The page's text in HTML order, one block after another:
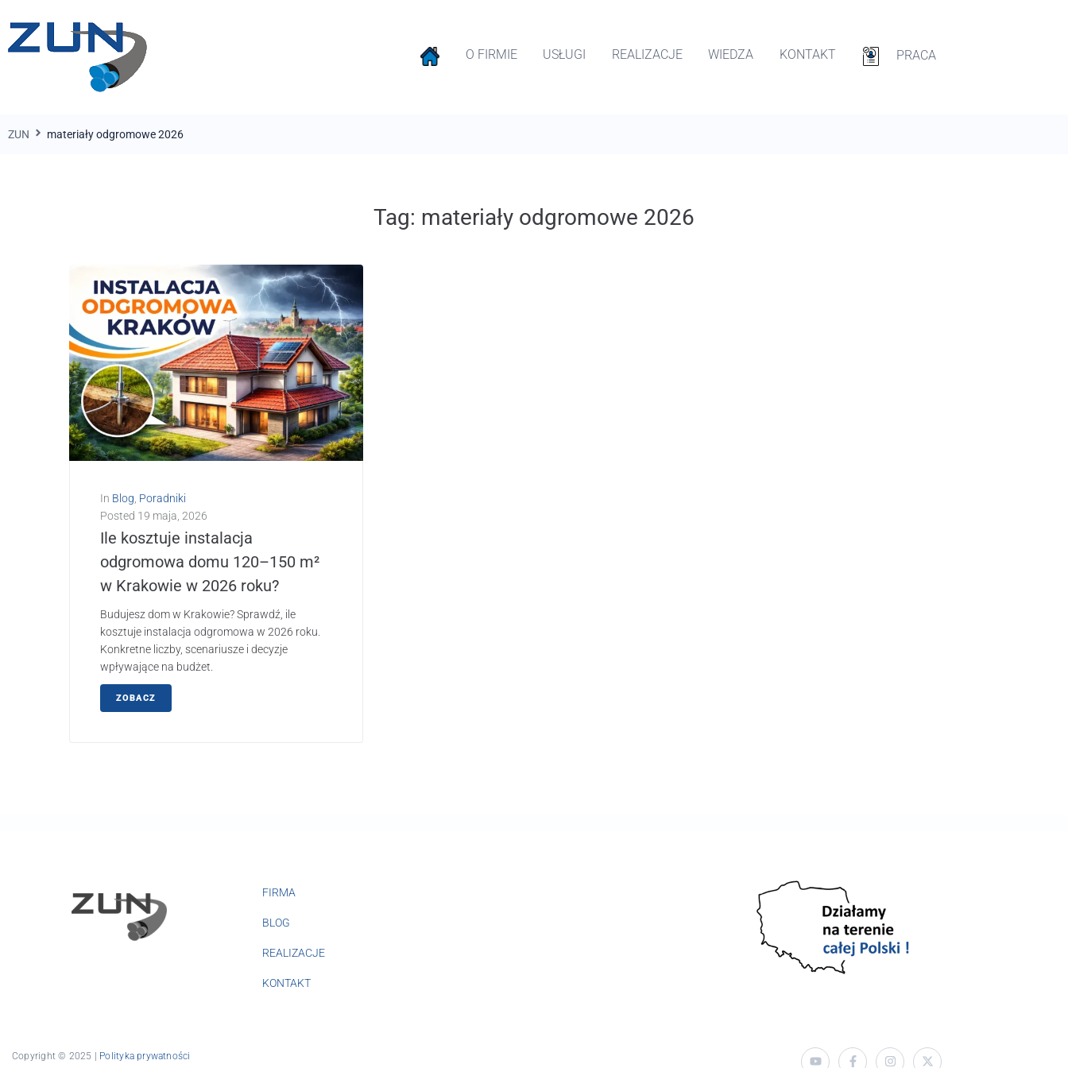
O FIRMIE USŁUGI REALIZACJE WIEDZA KONTAKT PRACA
ZUN materiały odgromowe 2026
Tag: materiały odgromowe 2026
In Blog Poradniki
Posted 19 maja, 2026
Ile kosztuje instalacja
odgromowa domu 120–150 m²
w Krakowie w 2026 roku?
Budujesz dom w Krakowie? Sprawdź, ile
kosztuje instalacja odgromowa w 2026 roku.
Konkretne liczby, scenariusze i decyzje
wpływające na budżet.
ZOBACZ
FIRMA
BLOG
REALIZACJE
KONTAKT
Copyright © 2025 | Polityka prywatności